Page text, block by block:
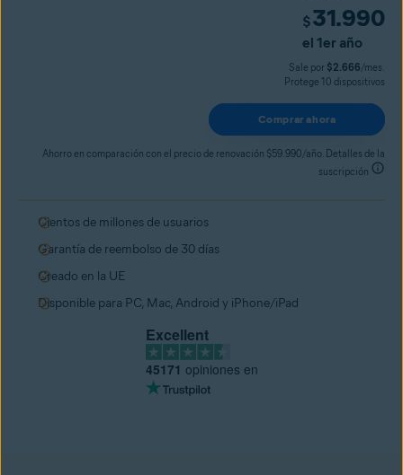
Cientos de millones de usuarios
Garantía de reembolso de 30 días
Creado en la UE
Disponible para PC, Mac, Android y iPhone/iPad
Excellent
45171 opiniones en
$31.990
el 1er año
Sale por $2.666/mes.
Protege 10 dispositivos
Comprar ahora
Ahorro en comparación con el precio de renovación $59.990/año. Detalles de la
suscripción